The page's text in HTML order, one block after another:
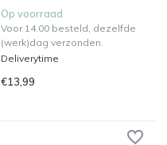
Op voorraad
Voor 14.00 besteld, dezelfde
(werk)dag verzonden.
Deliverytime
€13,99